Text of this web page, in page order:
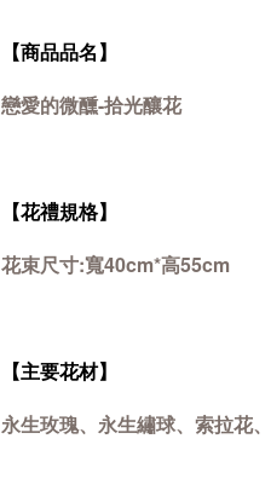
【商品品名】
戀愛的微醺-拾光釀花
【花禮規格】
花束尺寸:寬40cm*高55cm
【主要花材】
永生玫瑰、永生繡球、 索拉花、